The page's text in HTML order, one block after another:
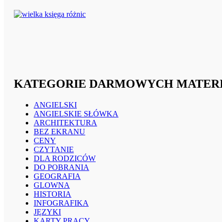
KATEGORIE DARMOWYCH
ANGIELSKI
ANGIELSKIE SŁÓWKA
ARCHITEKTURA
BEZ EKRANU
CENY
CZYTANIE
DLA RODZICÓW
DO POBRANIA
GEOGRAFIA
GLOWNA
HISTORIA
INFOGRAFIKA
JĘZYKI